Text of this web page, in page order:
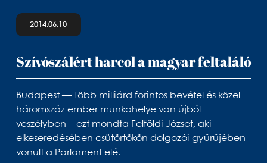
2014.06.10
Szívószálért harcol a magyar feltaláló
Budapest — Több milliárd forintos bevétel és közel
háromszáz ember munkahelye van újból
veszélyben – ezt mondta Felföldi József, aki
elkeseredésében csütörtökön dolgozói gyűrűjében
vonult a Parlament elé.